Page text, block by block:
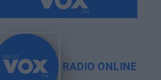
RADIO ONLINE